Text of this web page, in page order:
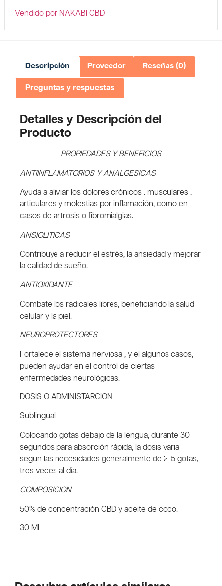
Vendido por NAKABI CBD
Descripción Proveedor Reseñas (0)
Preguntas y respuestas
Detalles y Descripción del
Producto
PROPIEDADES Y BENEFICIOS
ANTIINFLAMATORIOS Y ANALGESICAS
Ayuda a aliviar los dolores crónicos , musculares ,
articulares y molestias por inflamación, como en
casos de artrosis o fibromialgias.
ANSIOLITICAS
Contribuye a reducir el estrés, la ansiedad y mejorar
la calidad de sueño.
ANTIOXIDANTE
Combate los radicales libres, beneficiando la salud
celular y la piel.
NEUROPROTECTORES
Fortalece el sistema nerviosa , y el algunos casos,
pueden ayudar en el control de ciertas
enfermedades neurológicas.
DOSIS O ADMINISTARCION
Sublingual
Colocando gotas debajo de la lengua, durante 30
segundos para absorción rápida, la dosis varia
según las necesidades generalmente de 2-5 gotas,
tres veces al día.
COMPOSICION
50% de concentración CBD y aceite de coco.
30 ML